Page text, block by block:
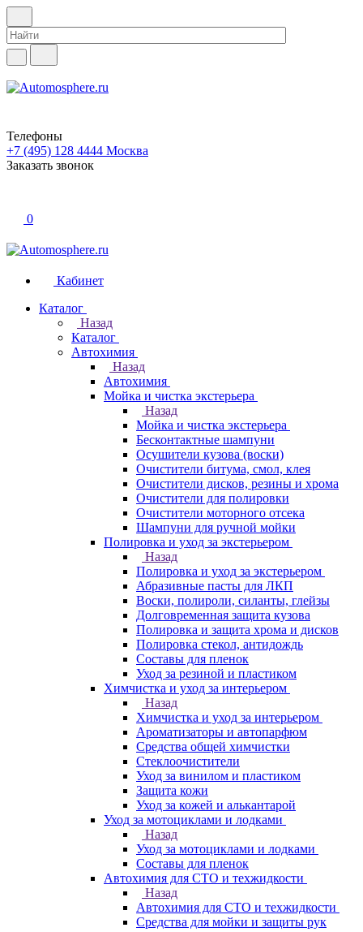
Телефоны
+7 (495) 128 4444 Москва
Заказать звонок
0
Кабинет
Каталог
Назад
Каталог
Автохимия
Назад
Автохимия
Мойка и чистка экстерьера
Назад
Мойка и чистка экстерьера
Бесконтактные шампуни
Осушители кузова (воски)
Очистители битума, смол, клея
Очистители дисков, резины и хрома
Очистители для полировки
Очистители моторного отсека
Шампуни для ручной мойки
Полировка и уход за экстерьером
Назад
Полировка и уход за экстерьером
Абразивные пасты для ЛКП
Воски, полироли, силанты, глейзы
Долговременная защита кузова
Полировка и защита хрома и дисков
Полировка стекол, антидождь
Составы для пленок
Уход за резиной и пластиком
Химчистка и уход за интерьером
Назад
Химчистка и уход за интерьером
Ароматизаторы и автопарфюм
Средства общей химчистки
Стеклоочистители
Уход за винилом и пластиком
Защита кожи
Уход за кожей и алькантарой
Уход за мотоциклами и лодками
Назад
Уход за мотоциклами и лодками
Составы для пленок
Автохимия для СТО и техжидкости
Назад
Автохимия для СТО и техжидкости
Средства для мойки и защиты рук